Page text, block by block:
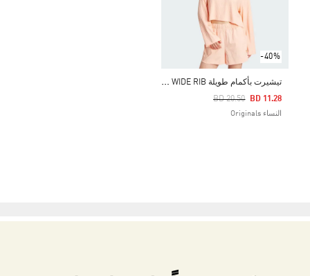
-40%
ت
يشيرت بأكمام طويلة ESSENTIALS WIDE RIB
Price Reduced From
BD 20.50
To BD 11.28
النساء Originals